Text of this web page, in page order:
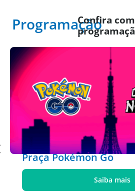
Programação
Confira
Praça Pokémon Go
Saiba mais